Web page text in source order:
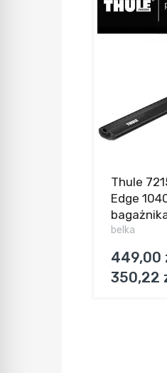
Thule
Edge
belka
449,00
350,22